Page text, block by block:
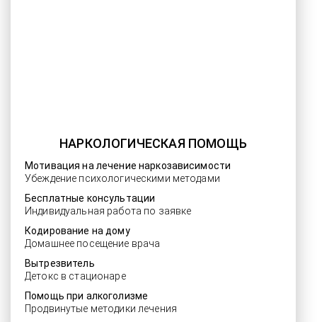
НАРКОЛОГИЧЕСКАЯ ПОМОЩЬ
Мотивация на лечение наркозависимости
Убеждение психологическими методами
Бесплатные консультации
Индивидуальная работа по заявке
Кодирование на дому
Домашнее посещение врача
Вытрезвитель
Детокс в стационаре
Помощь при алкоголизме
Продвинутые методики лечения